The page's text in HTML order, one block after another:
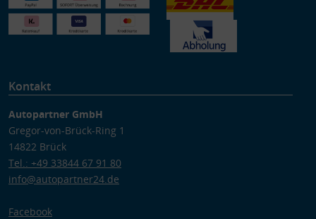
Kontakt
Autopartner GmbH
Gregor-von-Brück-Ring 1
14822 Brück
Tel.: +49 33844 67 91 80
info@autopartner24.de
Facebook